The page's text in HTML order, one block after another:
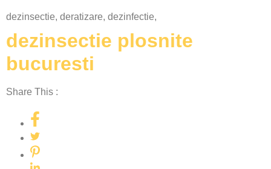
dezinsectie, deratizare, dezinfectie,
dezinsectie plosnite
bucuresti
Share This :